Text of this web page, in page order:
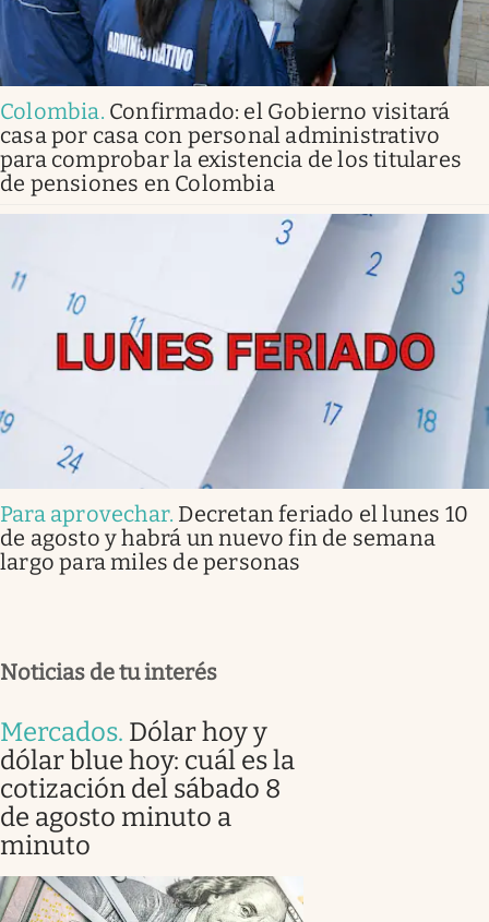
Colombia. Confirmado: el Gobierno visitará
casa por casa con personal administrativo
para comprobar la existencia de los titulares
de pensiones en Colombia
Para aprovechar. Decretan feriado el lunes 10
de agosto y habrá un nuevo fin de semana
largo para miles de personas
Noticias de tu interés
Mercados. Dólar hoy y
dólar blue hoy: cuál es la
cotización del sábado 8
de agosto minuto a
minuto